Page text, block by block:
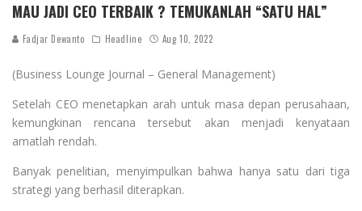
MAU JADI CEO TERBAIK ? TEMUKANLAH “SATU HAL”
Fadjar Dewanto Headline Aug 10, 2022
(Business Lounge Journal – General Management)
Setelah CEO menetapkan arah untuk masa depan perusahaan,
kemungkinan rencana tersebut akan menjadi kenyataan
amatlah rendah.
Banyak penelitian, menyimpulkan bahwa hanya satu dari tiga
strategi yang berhasil diterapkan.